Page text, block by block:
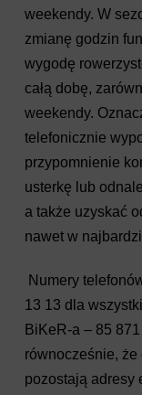
weekendy. W
zmianę godzin
wygodę
całą dobę,
weekendy.
telefonicznie
przypomnienie
usterkę lub
a także uzyskać
nawet w
Numery
13 13 dla
BiKeR-a – 85
równocześnie,
pozostają adresy